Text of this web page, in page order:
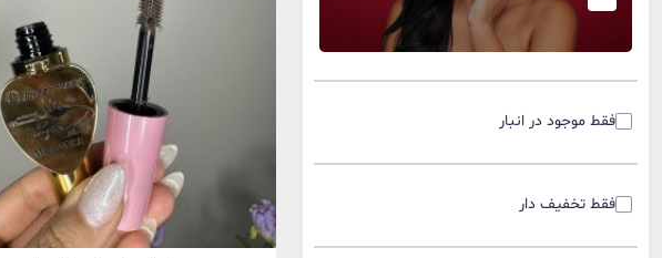
دست و پا
فقط موجود در انبار
فقط تخفیف دار